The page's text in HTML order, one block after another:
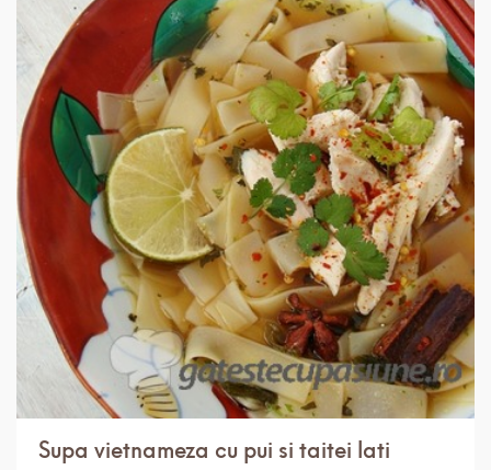
IN 1 ORA. MEDIU 4 PORTII
Supa vietnameza cu pui si taitei lati